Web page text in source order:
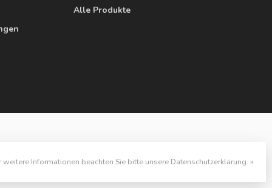
Alle Produkte
weitere Informationen beachten Sie bitte unsere Datenschutzerklärung. »